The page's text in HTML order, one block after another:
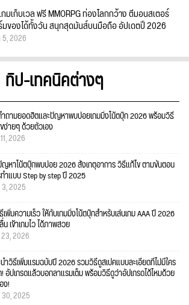
กมเก็บเวล ฟรี MMORPG ท่องโลกกว้าง ตีมอนสเตอร์
ของได้ทั้งวัน สนุกสุดมันส์บนมือถือ อัปเดตปี 2026
5, 2026
ทิป-เทคนิคต่างๆ
ำถามยอดฮิตและปัญหาพบบ่อยเกมมิ่งโน้ตบุ๊ก 2026 พร้อมวิธี
ง่ายๆ ด้วยตัวเอง
2026
ญหาโน้ตบุ๊กพบบ่อย 2026 สังเกตุอาการ วิธีแก้ไข ตามขั้นตอน
ำแบบ Step by step ปี 2025
2025
พิ่มความเร็ว ให้กับเกมมิ่งโน้ตบุ๊กสำหรับเล่นเกม AAA ปี 2026
น เข้าเกมไว ได้ภาพสวย
2026
ำวิธีเพิ่มแรมฉบับปี 2026 รวมวิธีดูสเปคแบบละเอียดที่ไม่มีใคร
อัปเกรดแล้วบอกลาแรมเต็ม พร้อมวิธีดูว่าอัปเกรดได้ไหมด้วย
ง!
2025